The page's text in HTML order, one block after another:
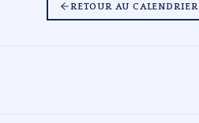
RETOUR AU CALENDRIER